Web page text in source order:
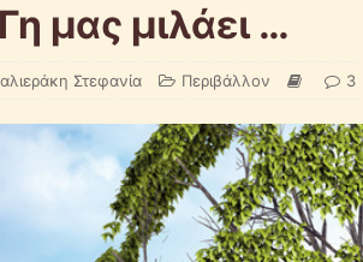
μας μιλάει …
Στεφανία Περιβάλλον 3